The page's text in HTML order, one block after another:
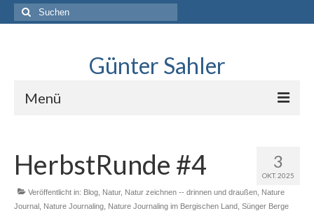
Suche
nach:
Günter Sahler
Menü
Lindlar skizziert
Interviews mit Sketchers
3
OKT. 2025
HerbstRunde #4
Veröffentlicht in: Blog Natur, Natur zeichnen -- drinnen und draußen Nature
Journal Nature Journaling Nature Journaling im Bergischen Land Sünger Berge